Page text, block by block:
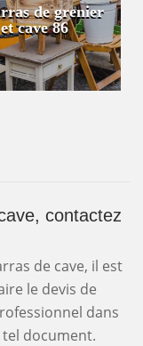
de grenier
et cave 86
contactez
de cave, il est
le devis de
dans
document.